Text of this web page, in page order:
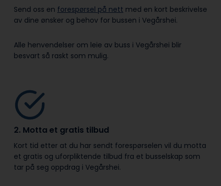
Send oss en forespørsel på nett med en kort beskrivelse
av dine ønsker og behov for bussen i Vegårshei.
Alle henvendelser om leie av buss i Vegårshei blir
besvart så raskt som mulig.
2. Motta et gratis tilbud
Kort tid etter at du har sendt forespørselen vil du motta
et gratis og uforpliktende tilbud fra et busselskap som
tar på seg oppdrag i Vegårshei.